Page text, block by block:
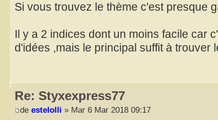
Si vous trouvez le thème c'est presque
Il y a 2 indices dont un moins facile car
d'idées ,mais le principal suffit à trouver
Re: Styxexpress77
de estelolli » Mar 6 Mar 2018 09:17